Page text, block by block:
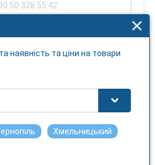
50 328 55 42
Ціна:
ще
наявність та ціни на товари
Хмельницький